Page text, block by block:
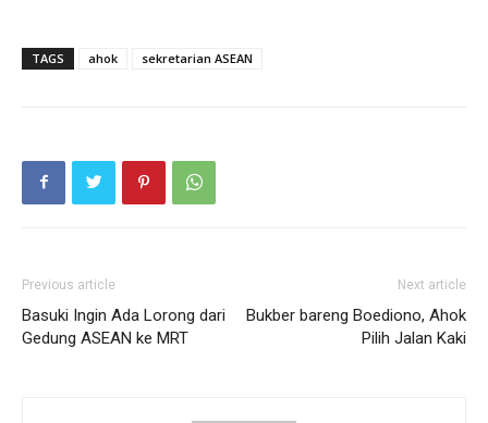
TAGS ahok sekretarian ASEAN
Previous article
Basuki Ingin Ada Lorong dari
Gedung ASEAN ke MRT
Next article
Bukber bareng Boediono, Ahok
Pilih Jalan Kaki